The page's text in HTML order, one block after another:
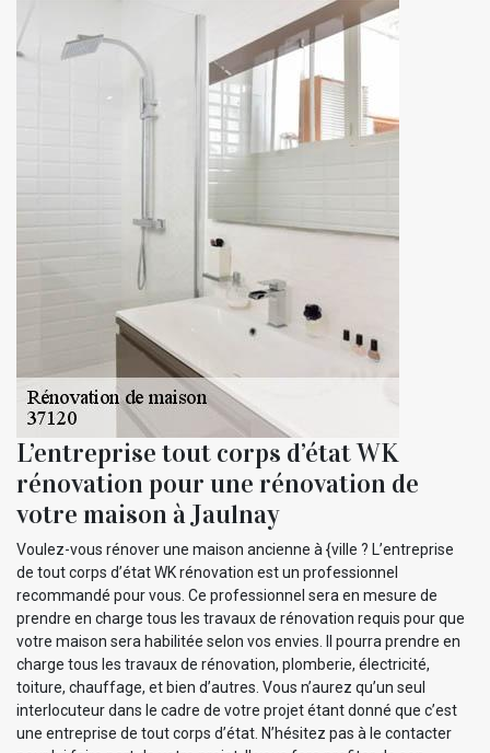
L’entreprise tout corps d’état WK
rénovation pour une rénovation de
votre maison à Jaulnay
Voulez-vous rénover une maison ancienne à {ville ? L’entreprise
de tout corps d’état WK rénovation est un professionnel
recommandé pour vous. Ce professionnel sera en mesure de
prendre en charge tous les travaux de rénovation requis pour que
votre maison sera habilitée selon vos envies. Il pourra prendre en
charge tous les travaux de rénovation, plomberie, électricité,
toiture, chauffage, et bien d’autres. Vous n’aurez qu’un seul
interlocuteur dans le cadre de votre projet étant donné que c’est
une entreprise de tout corps d’état. N’hésitez pas à le contacter